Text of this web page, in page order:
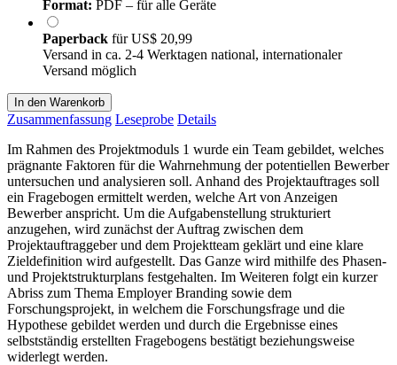
Format: PDF – für alle Geräte
Paperback fürUS$ 20,99
Versand in ca. 2-4 Werktagen national, internationaler
Versand möglich
In den Warenkorb
Zusammenfassung Leseprobe Details
Im Rahmen des Projektmoduls 1 wurde ein Team gebildet, welches
prägnante Faktoren für die Wahrnehmung der potentiellen Bewerber
untersuchen und analysieren soll. Anhand des Projektauftrages soll
ein Fragebogen ermittelt werden, welche Art von Anzeigen
Bewerber anspricht. Um die Aufgabenstellung strukturiert
anzugehen, wird zunächst der Auftrag zwischen dem
Projektauftraggeber und dem Projektteam geklärt und eine klare
Zieldefinition wird aufgestellt. Das Ganze wird mithilfe des Phasen-
und Projektstrukturplans festgehalten. Im Weiteren folgt ein kurzer
Abriss zum Thema Employer Branding sowie dem
Forschungsprojekt, in welchem die Forschungsfrage und die
Hypothese gebildet werden und durch die Ergebnisse eines
selbstständig erstellten Fragebogens bestätigt beziehungsweise
widerlegt werden.